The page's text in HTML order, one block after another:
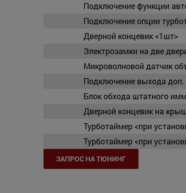
Подключение функции
Подключение опции
Дверной концевик <1шт>
Электрозамки на две
Микроволновой датчик
Подключение выхода доп.
Блок обхода штатного
Дверной концевик на
Турботаймер <при
Турботаймер <при
ЗАПРОС НА ТЮНИНГ